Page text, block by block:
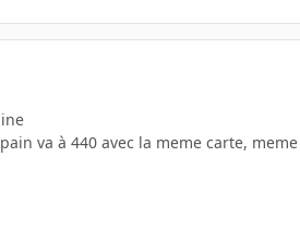
va à 440 avec la meme carte,